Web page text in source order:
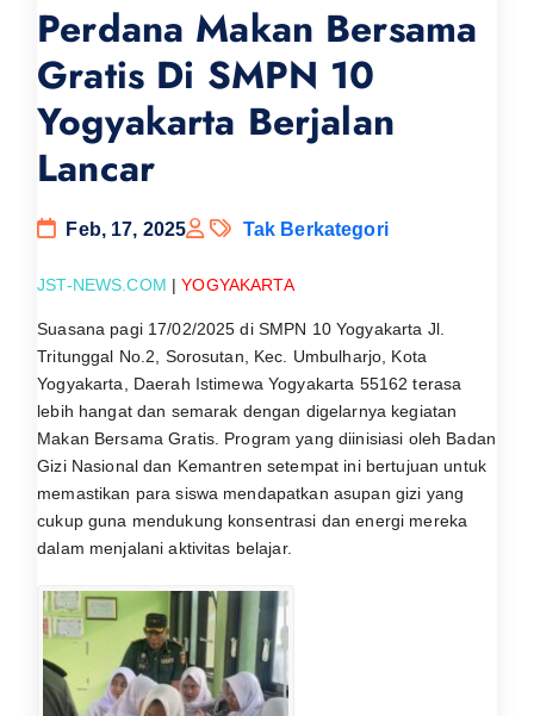
Perdana Makan Bersama
Gratis Di SMPN 10
Yogyakarta Berjalan
Lancar
Feb, 17, 2025 Tak Berkategori
JST-NEWS.COM |YOGYAKARTA
Suasana pagi 17/02/2025 di SMPN 10 Yogyakarta Jl.
Tritunggal No.2, Sorosutan, Kec. Umbulharjo, Kota
Yogyakarta, Daerah Istimewa Yogyakarta 55162 terasa
lebih hangat dan semarak dengan digelarnya kegiatan
Makan Bersama Gratis. Program yang diinisiasi oleh Badan
Gizi Nasional dan Kemantren setempat ini bertujuan untuk
memastikan para siswa mendapatkan asupan gizi yang
cukup guna mendukung konsentrasi dan energi mereka
dalam menjalani aktivitas belajar.